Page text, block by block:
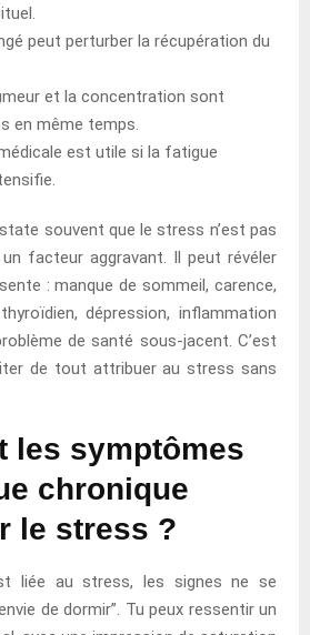
peut perturber la récupération du
et la concentration sont
en même temps.
est utile si la fatigue
souvent que le stress n’est pas
un facteur aggravant. Il peut révéler
: manque de sommeil, carence,
dépression, inflammation
de santé sous-jacent. C’est
de tout attribuer au stress sans
les symptômes
chronique
le stress ?
liée au stress, les signes ne se
de dormir”. Tu peux ressentir un